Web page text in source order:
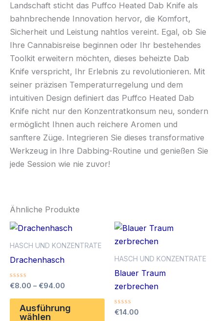
Landschaft sticht das Puffco Heated Dab Knife als
bahnbrechende Innovation hervor, die Komfort,
Sicherheit und Leistung nahtlos vereint. Egal, ob Sie
Ihre Cannabisreise beginnen oder Ihr bestehendes
Toolkit erweitern möchten, dieses beheizte Dab
Knife verspricht, Ihr Erlebnis zu revolutionieren. Mit
seiner präzisen Temperaturregelung und dem
intuitiven Design definiert das Puffco Heated Dab
Knife nicht nur den Konzentratkonsum neu, sondern
ermöglicht Ihnen auch reichere Aromen und
sanftere Züge. Integrieren Sie dieses transformative
Werkzeug in Ihre Dabbing-Routine und genießen Sie
jede Session wie nie zuvor!
Ähnliche Produkte
HASCH UND KONZENTRATE
Drachenhasch
Bewertet
0
von
€8.00 – €94.00
€94.00
Ausführung
wählen
Dieses
Produkt
HASCH UND KONZENTRATE
Blauer Traum
zerbrechen
Bewertet
€14.00